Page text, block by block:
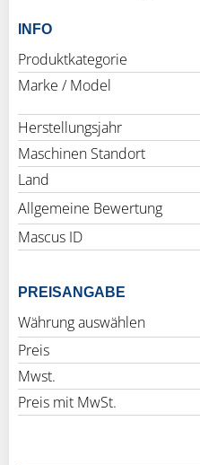
INFO
Produktkategorie
Marke / Model
Herstellungsjahr
Maschinen Standort
Land
Allgemeine Bewertung
Mascus ID
PREISANGABE
Währung auswählen
Preis
Mwst.
Preis mit MwSt.